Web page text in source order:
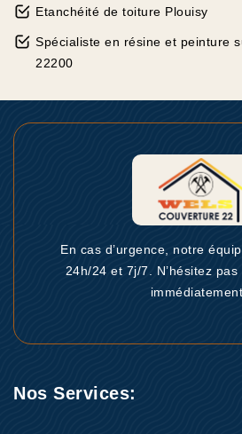
Etanchéité de toiture Plouisy
Spécialiste en résine et peinture
22200
En cas d’urgence, notre
24h/24 et 7j/7. N’hésitez
immédiatement.
Nos Services: